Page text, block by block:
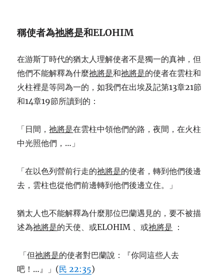
稱使者為祂將是和ELOHIM
在游斯丁時代的猶太人理解使者不是獨一的真神，但
他們不能解釋為什麼祂將是和祂將是的使者在雲柱和
火柱裡是等同為一的，如我們在出埃及記第13章21節
和14章19節所讀到的：
「日間，祂將是在雲柱中領他們的路，夜間，在火柱
中光照他們，…」
「在以色列營前行走的祂將是的使者，轉到他們後邊
去，雲柱也從他們前邊轉到他們後邊立住。」
猶太人也不能解釋為什麼那位巴蘭遇見的，要不被描
述為祂將是的天使、或ELOHIM 、或祂將是 ：
「但祂將是的使者對巴蘭說：『你同這些人去
吧！…』」(民 22:35)